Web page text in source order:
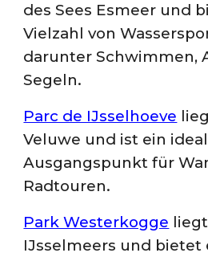
des Sees Esmeer und
Vielzahl von
darunter Schwimmen,
Segeln.
Parc de IJsselhoeve
Veluwe und ist ein
Ausgangspunkt für
Radtouren.
Park Westerkogge
IJsselmeers und bietet